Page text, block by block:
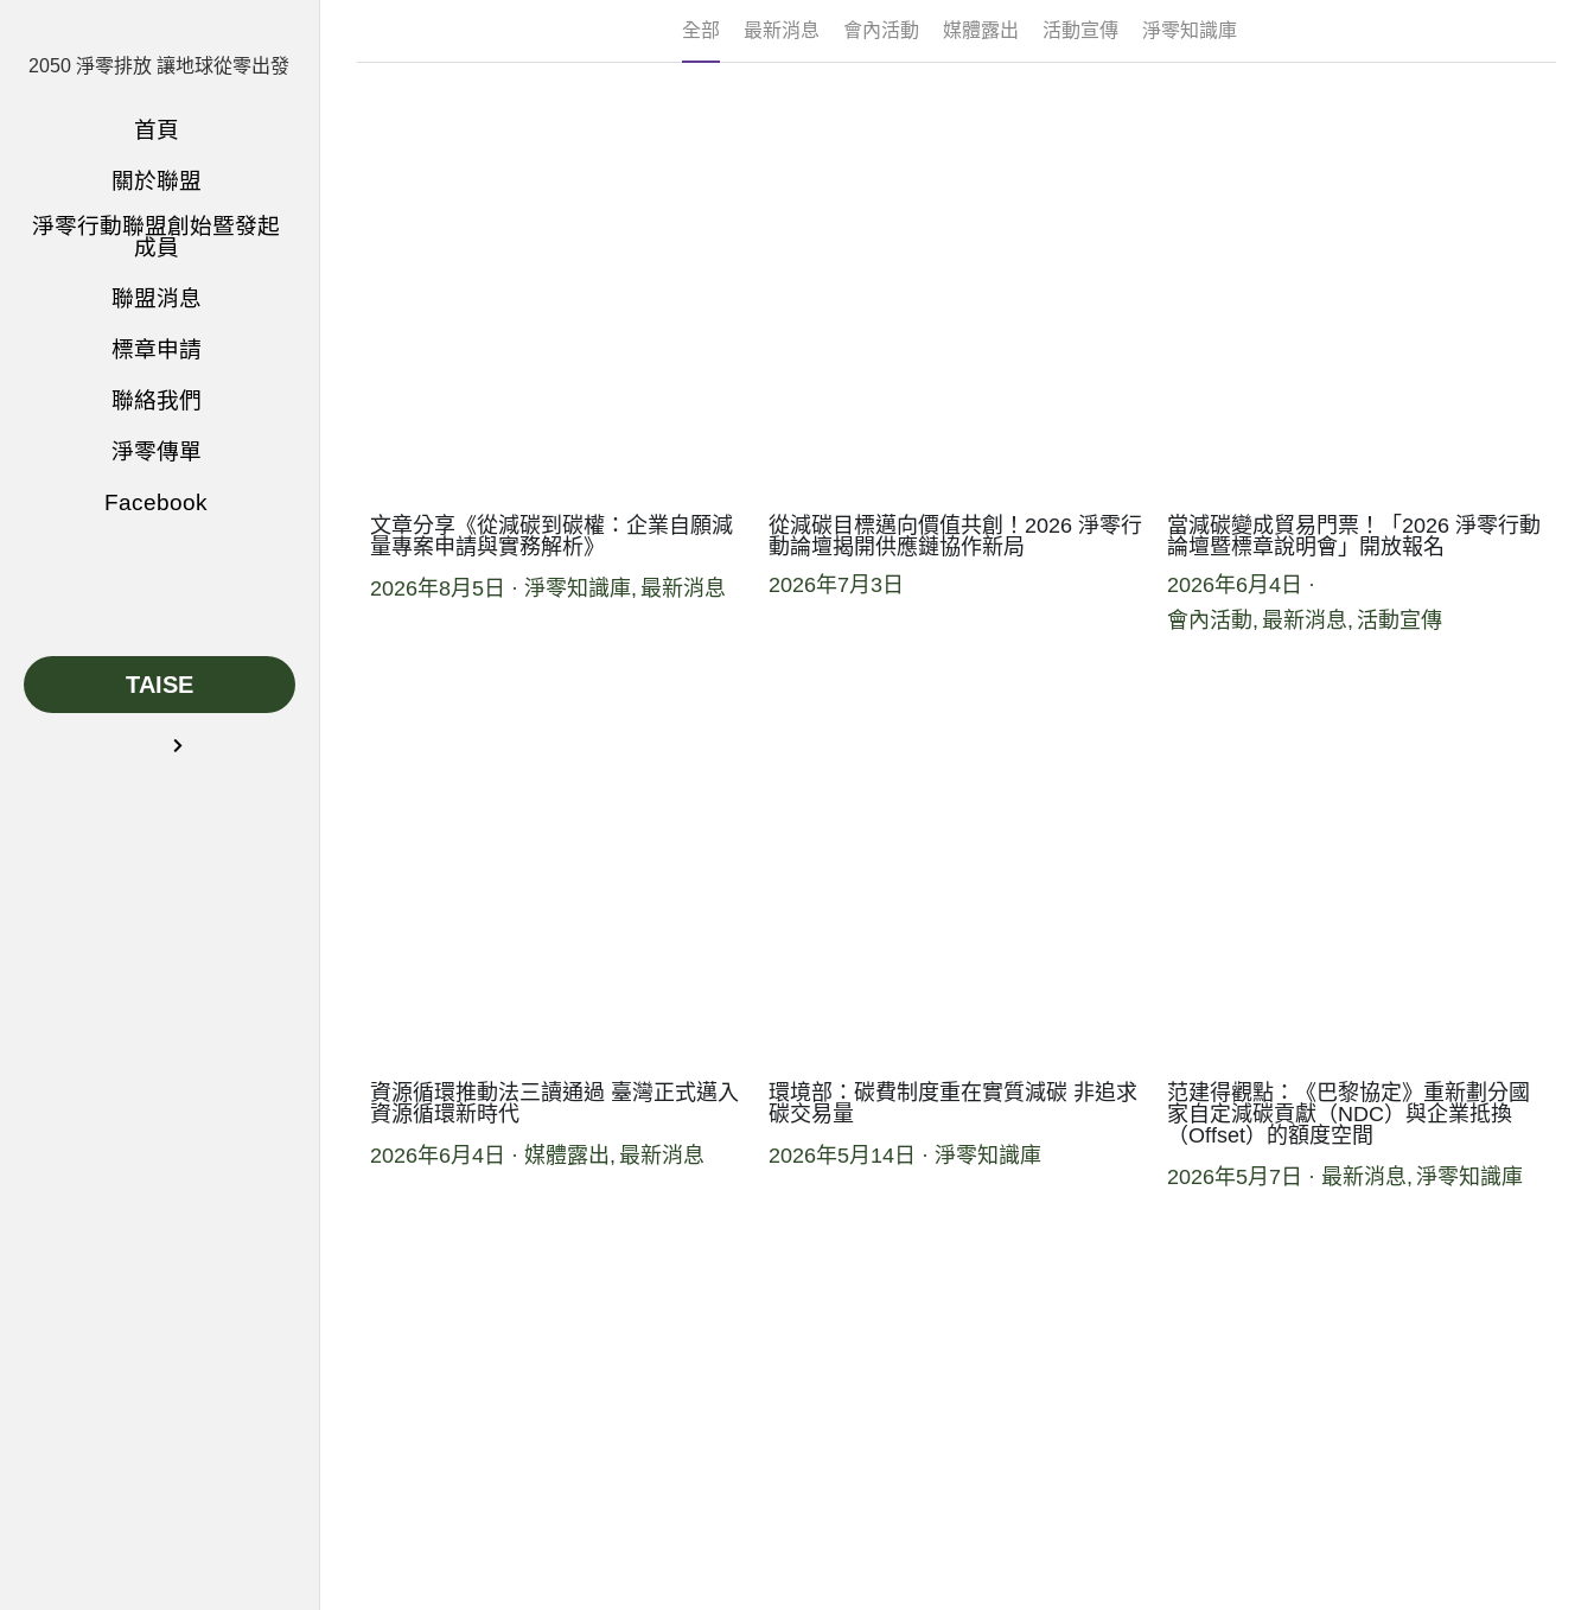
2050 淨零排放 讓地球從零出發
首頁
關於聯盟
淨零行動聯盟創始暨發起
成員
聯盟消息
標章申請
聯絡我們
淨零傳單
Facebook
TAISE
全部 最新消息 會內活動 媒體露出 活動宣傳 淨零知識庫
文章分享《從減碳到碳權：企業自願減
量專案申請與實務解析》
2026年8月5日 · 淨零知識庫, 最新消息
從減碳目標邁向價值共創！2026 淨零行
動論壇揭開供應鏈協作新局
2026年7月3日
當減碳變成貿易門票！「2026 淨零行動
論壇暨標章說明會」開放報名
2026年6月4日 ·
會內活動, 最新消息, 活動宣傳
資源循環推動法三讀通過 臺灣正式邁入
資源循環新時代
2026年6月4日 · 媒體露出, 最新消息
環境部：碳費制度重在實質減碳 非追求
碳交易量
2026年5月14日 · 淨零知識庫
范建得觀點：《巴黎協定》重新劃分國
家自定減碳貢獻（NDC）與企業抵換
（Offset）的額度空間
2026年5月7日 · 最新消息, 淨零知識庫